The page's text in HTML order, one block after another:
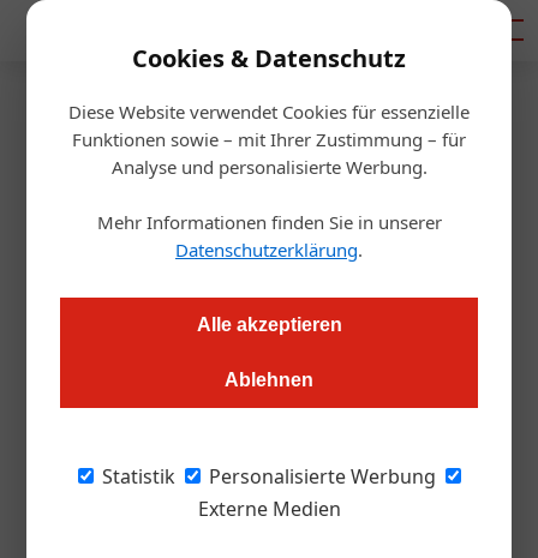
Cookies & Datenschutz
Diese Website verwendet Cookies für essenzielle
Funktionen sowie – mit Ihrer Zustimmung – für
Analyse und personalisierte Werbung.
Mehr Informationen finden Sie in unserer
Datenschutzerklärung.
Alle akzeptieren
Ablehnen
Statistik
Personalisierte Werbung
Externe Medien
Startseite/Handel & Hersteller
Umfrage
Gäste haben Lust auf Fleisch –
und schlechtes Gewissen
Auf das Schnitzel will eine Mehrheit der Österreicher und
werden aber bereits von jedem fünften Befragten gut